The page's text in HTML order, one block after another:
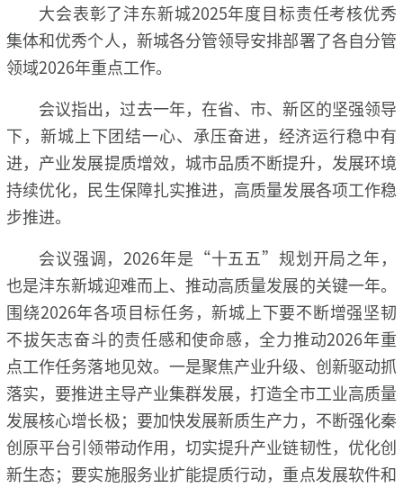
大会表彰了沣东新城2025年度目标责任考核优秀
集体和优秀个人，新城各分管领导安排部署了各自分管
领域2026年重点工作。
会议指出，过去一年，在省、市、新区的坚强领导
下，新城上下团结一心、承压奋进，经济运行稳中有
进，产业发展提质增效，城市品质不断提升，发展环境
持续优化，民生保障扎实推进，高质量发展各项工作稳
步推进。
会议强调，2026年是“十五五”规划开局之年，
也是沣东新城迎难而上、推动高质量发展的关键一年。
围绕2026年各项目标任务，新城上下要不断增强坚韧
不拔矢志奋斗的责任感和使命感，全力推动2026年重
点工作任务落地见效。一是聚焦产业升级、创新驱动抓
落实，要推进主导产业集群发展，打造全市工业高质量
发展核心增长极；要加快发展新质生产力，不断强化秦
创原平台引领带动作用，切实提升产业链韧性，优化创
新生态；要实施服务业扩能提质行动，重点发展软件和